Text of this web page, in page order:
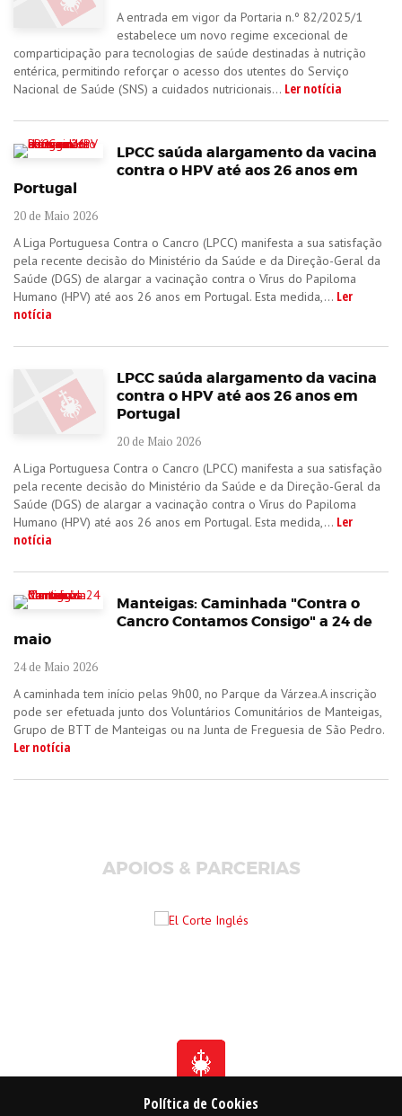
Política de Cookies
A entrada em vigor da Portaria n.º 82/2025/1
estabelece um novo regime excecional de
comparticipação para tecnologias de saúde destinadas à nutrição
entérica, permitindo reforçar o acesso dos utentes do Serviço
Nacional de Saúde (SNS) a cuidados nutricionais... Ler notícia
LPCC saúda alargamento da vacina
contra o HPV até aos 26 anos em
Portugal
20 de Maio 2026
A Liga Portuguesa Contra o Cancro (LPCC) manifesta a sua satisfação
pela recente decisão do Ministério da Saúde e da Direção-Geral da
Saúde (DGS) de alargar a vacinação contra o Vírus do Papiloma
Humano (HPV) até aos 26 anos em Portugal. Esta medida,... Ler
notícia
LPCC saúda alargamento da vacina
contra o HPV até aos 26 anos em
Portugal
20 de Maio 2026
A Liga Portuguesa Contra o Cancro (LPCC) manifesta a sua satisfação
pela recente decisão do Ministério da Saúde e da Direção-Geral da
Saúde (DGS) de alargar a vacinação contra o Vírus do Papiloma
Humano (HPV) até aos 26 anos em Portugal. Esta medida,... Ler
notícia
Manteigas: Caminhada "Contra o
Cancro Contamos Consigo" a 24 de
maio
24 de Maio 2026
A caminhada tem início pelas 9h00, no Parque da Várzea.A inscrição
pode ser efetuada junto dos Voluntários Comunitários de Manteigas,
Grupo de BTT de Manteigas ou na Junta de Freguesia de São Pedro.
Ler notícia
APOIOS & PARCERIAS